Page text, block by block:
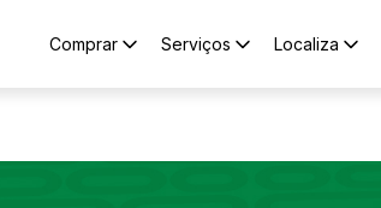
Comprar Serviços Localiza